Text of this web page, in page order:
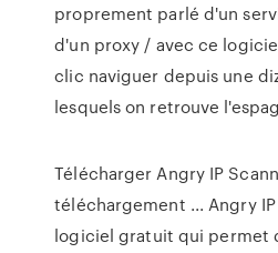
proprement parlé d'un
d'un proxy / avec ce
clic naviguer depuis une
lesquels on retrouve
Télécharger Angry IP
téléchargement ... Angry
logiciel gratuit qui permet